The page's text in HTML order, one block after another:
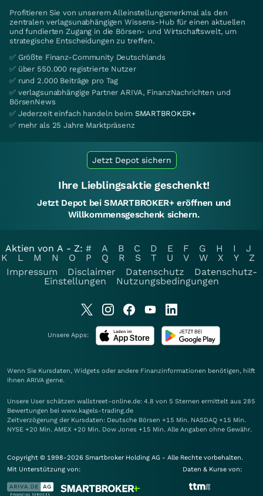
Profitieren Sie von unserem Alleinstellungsmerkmal als den
zentralen verlagsunabhängigen Wissens-Hub für einen aktuellen
und fundierten Zugang in die Börsen- und Wirtschaftswelt, um
strategische Entscheidungen zu treffen.
✅ Größte Finanz-Community Deutschlands
✅ über 550.000 registrierte Nutzer
✅ rund 2.000 Beiträge pro Tag
✅ verlagsunabhängige Partner ARIVA, FinanzNachrichten und
BörsenNews
✅ Jederzeit einfach handeln beim SMARTBROKER+
✅ mehr als 25 Jahre Marktpräsenz
Jetzt Depot sichern
Ihre Lieblingsaktie geschenkt!
Jetzt Depot bei SMARTBROKER+ eröffnen und
Willkommensgeschenk sichern.
Aktien von A - Z: # A B C D E F G H I
J
K
L M N O P Q R S T U V W X Y
Z
Impressum
Disclaimer Datenschutz
Datenschutz-
Einstellungen
Nutzungsbedingungen
Unsere Apps:
Wenn Sie Kursdaten, Widgets oder andere Finanzinformationen benötigen, hilft
Ihnen ARIVA gerne.
Unsere User schätzen wallstreet-online.de: 4.8 von 5 Sternen ermittelt aus 285
Bewertungen bei www.kagels-trading.de
Zeitverzögerung der Kursdaten: Deutsche Börsen +15 Min. NASDAQ +15 Min.
NYSE +20 Min. AMEX +20 Min. Dow Jones +15 Min. Alle Angaben ohne Gewähr.
Copyright © 1998-2026 Smartbroker Holding AG - Alle Rechte vorbehalten.
Mit Unterstützung von:
Daten & Kurse von: